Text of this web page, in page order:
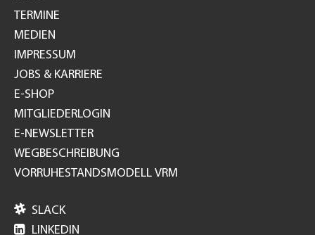
TERMINE
MEDIEN
IMPRESSUM
JOBS & KARRIERE
E-SHOP
MITGLIEDERLOGIN
E-NEWSLETTER
WEGBESCHREIBUNG
VORRUHESTANDSMODELL VRM
 SLACK
 LINKEDIN